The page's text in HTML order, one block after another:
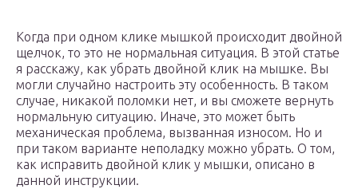
Когда при одном клике мышкой происходит двойной
щелчок, то это не нормальная ситуация. В этой статье
я расскажу, как убрать двойной клик на мышке. Вы
могли случайно настроить эту особенность. В таком
случае, никакой поломки нет, и вы сможете вернуть
нормальную ситуацию. Иначе, это может быть
механическая проблема, вызванная износом. Но и
при таком варианте неполадку можно убрать. О том,
как исправить двойной клик у мышки, описано в
данной инструкции.